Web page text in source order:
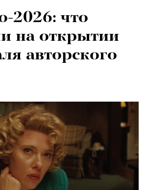
2026: что
на открытии
авторского